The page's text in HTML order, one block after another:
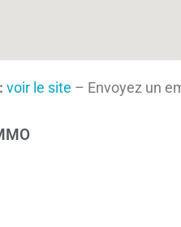
voir le site – Envoyez un